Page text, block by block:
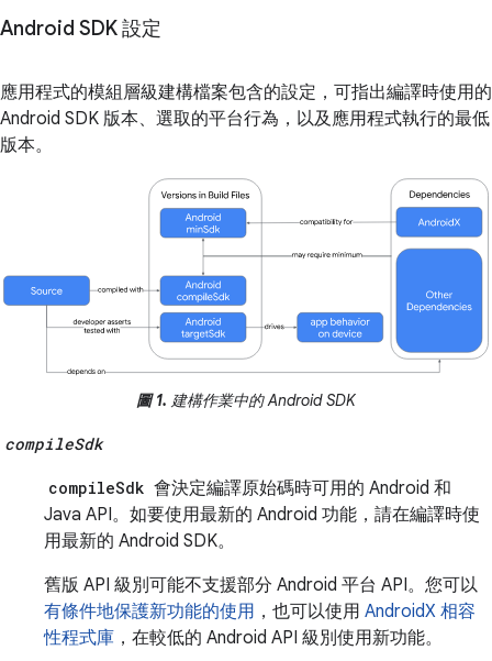
Android SDK 設定
應用程式的模組層級建構檔案包含的設定，可指出編譯時使用的
Android SDK 版本、選取的平台行為，以及應用程式執行的最低
版本。
圖 1. 建構作業中的 Android SDK
compileSdk
compileSdk 會決定編譯原始碼時可用的 Android 和
Java API。如要使用最新的 Android 功能，請在編譯時使
用最新的 Android SDK。
舊版 API 級別可能不支援部分 Android 平台 API。您可以
有條件地保護新功能的使用 ，也可以使用 AndroidX 相容
性程式庫 ，在較低的 Android API 級別使用新功能。